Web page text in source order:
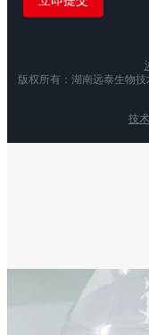
版权所有：湖南远泰生物
技